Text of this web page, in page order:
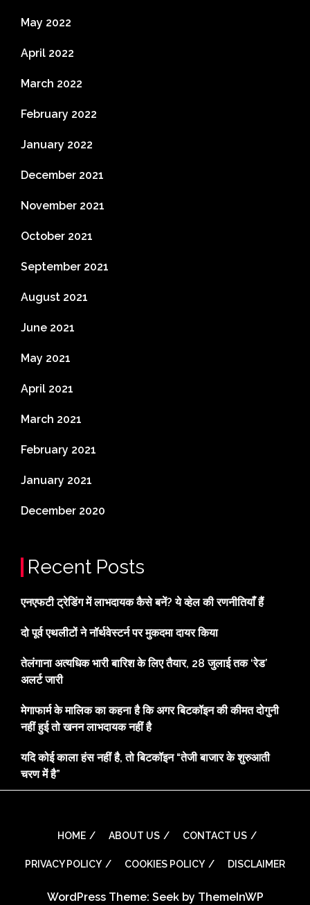
May 2022
April 2022
March 2022
February 2022
January 2022
December 2021
November 2021
October 2021
September 2021
August 2021
June 2021
May 2021
April 2021
March 2021
February 2021
January 2021
December 2020
Recent Posts
एनएफटी ट्रेडिंग में लाभदायक कैसे बनें? ये व्हेल की रणनीतियाँ हैं
दो पूर्व एथलीटों ने नॉर्थवेस्टर्न पर मुकदमा दायर किया
तेलंगाना अत्यधिक भारी बारिश के लिए तैयार, 28 जुलाई तक ‘रेड’
अलर्ट जारी
मेगाफार्म के मालिक का कहना है कि अगर बिटकॉइन की कीमत दोगुनी
नहीं हुई तो खनन लाभदायक नहीं है
यदि कोई काला हंस नहीं है, तो बिटकॉइन “तेजी बाजार के शुरुआती
चरण में है”
HOME ABOUT US CONTACT US
PRIVACY POLICY COOKIES POLICY DISCLAIMER
WordPress Theme: Seek by ThemeInWP